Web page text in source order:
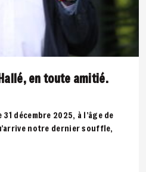
en toute amitié.
décembre 2025, à l’âge de
notre dernier souffle,